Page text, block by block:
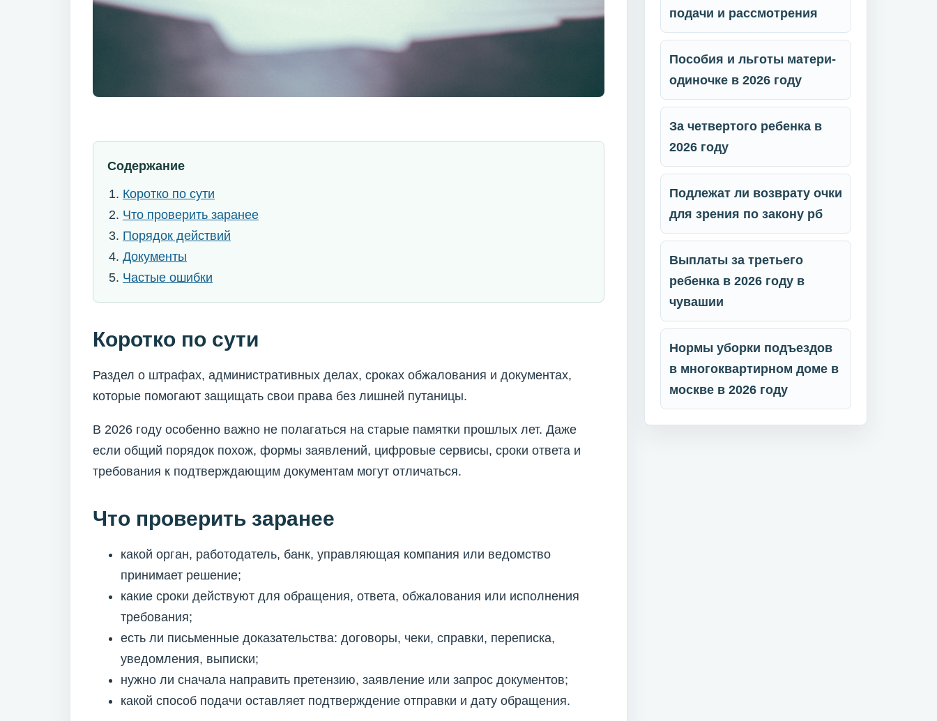
Содержание
Коротко по сути
Что проверить заранее
Порядок действий
Документы
Частые ошибки
Коротко по сути
Раздел о штрафах, административных делах, сроках обжалования и документах,
которые помогают защищать свои права без лишней путаницы.
В 2026 году особенно важно не полагаться на старые памятки прошлых лет. Даже
если общий порядок похож, формы заявлений, цифровые сервисы, сроки ответа и
требования к подтверждающим документам могут отличаться.
Что проверить заранее
какой орган, работодатель, банк, управляющая компания или ведомство
принимает решение;
какие сроки действуют для обращения, ответа, обжалования или исполнения
требования;
есть ли письменные доказательства: договоры, чеки, справки, переписка,
уведомления, выписки;
нужно ли сначала направить претензию, заявление или запрос документов;
какой способ подачи оставляет подтверждение отправки и дату обращения.
подачи и рассмотрения
Пособия и льготы матери-
одиночке в 2026 году
За четвертого ребенка в
2026 году
Подлежат ли возврату очки
для зрения по закону рб
Выплаты за третьего
ребенка в 2026 году в
чувашии
Нормы уборки подъездов
в многоквартирном доме в
москве в 2026 году